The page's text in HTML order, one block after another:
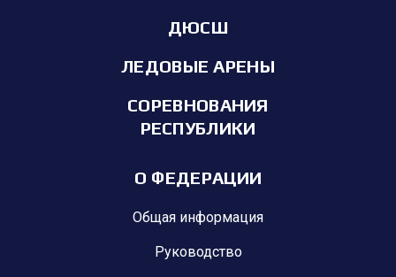
ДЮСШ
ЛЕДОВЫЕ АРЕНЫ
СОРЕВНОВАНИЯ
РЕСПУБЛИКИ
О ФЕДЕРАЦИИ
Общая информация
Руководство